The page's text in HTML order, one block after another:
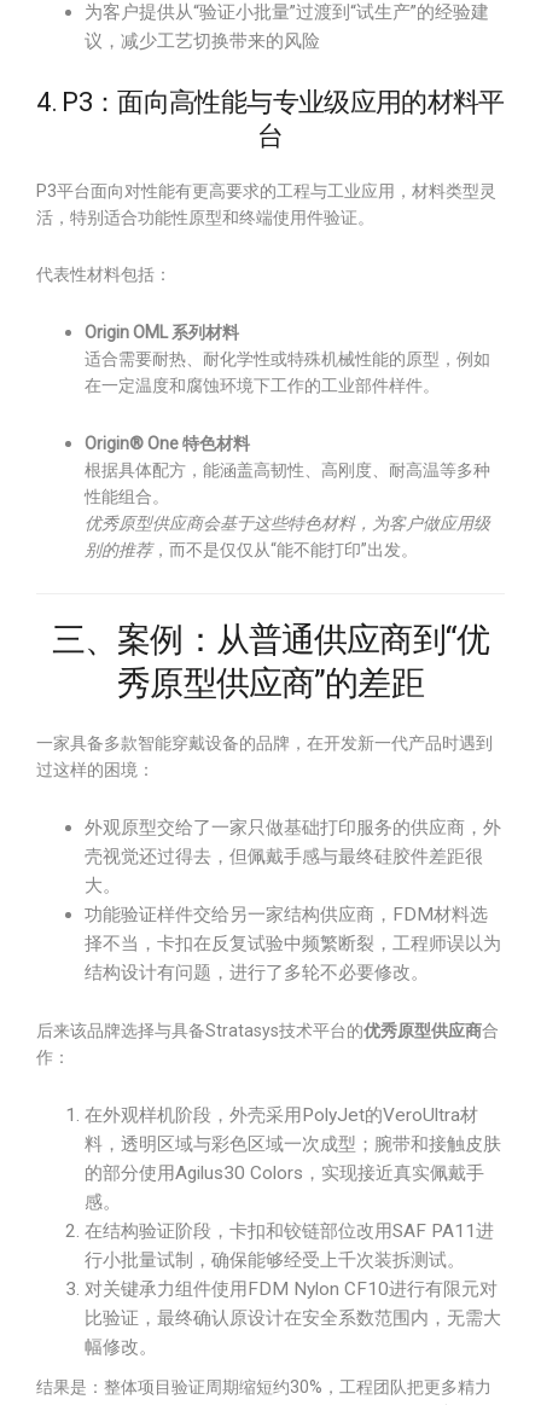
为客户提供从“验证小批量”过渡到“试生产”的经验建
议，减少工艺切换带来的风险
4. P3：面向高性能与专业级应用的材料平
台
P3平台面向对性能有更高要求的工程与工业应用，材料类型灵
活，特别适合功能性原型和终端使用件验证。
代表性材料包括：
Origin OML 系列材料
适合需要耐热、耐化学性或特殊机械性能的原型，例如
在一定温度和腐蚀环境下工作的工业部件样件。
Origin® One 特色材料
根据具体配方，能涵盖高韧性、高刚度、耐高温等多种
性能组合。
优秀原型供应商会基于这些特色材料，为客户做应用级
别的推荐，而不是仅仅从“能不能打印”出发。
三、案例：从普通供应商到“优
秀原型供应商”的差距
一家具备多款智能穿戴设备的品牌，在开发新一代产品时遇到
过这样的困境：
外观原型交给了一家只做基础打印服务的供应商，外
壳视觉还过得去，但佩戴手感与最终硅胶件差距很
大。
功能验证样件交给另一家结构供应商，FDM材料选
择不当，卡扣在反复试验中频繁断裂，工程师误以为
结构设计有问题，进行了多轮不必要修改。
后来该品牌选择与具备Stratasys技术平台的优秀原型供应商合
作：
在外观样机阶段，外壳采用PolyJet的VeroUltra材
料，透明区域与彩色区域一次成型；腕带和接触皮肤
的部分使用Agilus30 Colors，实现接近真实佩戴手
感。
在结构验证阶段，卡扣和铰链部位改用SAF PA11进
行小批量试制，确保能够经受上千次装拆测试。
对关键承力组件使用FDM Nylon CF10进行有限元对
比验证，最终确认原设计在安全系数范围内，无需大
幅修改。
结果是：整体项目验证周期缩短约30%，工程团队把更多精力